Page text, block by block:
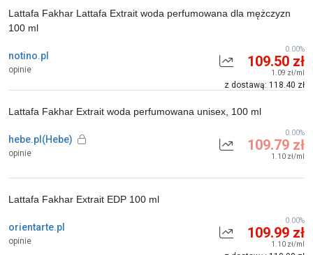
notino.pl
opinie
Lattafa Fakhar Lattafa Extrait woda perfumowana dla mężczyzn
100 ml
109.50 zł
1.09 zł/ml
z dostawą: 118.40 zł
0.00%
hebe.pl(Hebe)
opinie
Lattafa Fakhar Extrait woda perfumowana unisex, 100 ml
109.79 zł
1.10 zł/ml
0.00%
orientarte.pl
opinie
Lattafa Fakhar Extrait EDP 100 ml
109.99 zł
1.10 zł/ml
0.00%